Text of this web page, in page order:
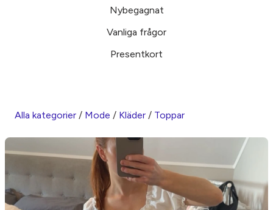
Nybegagnat
Vanliga frågor
Presentkort
Alla kategorier / Mode / Kläder / Toppar